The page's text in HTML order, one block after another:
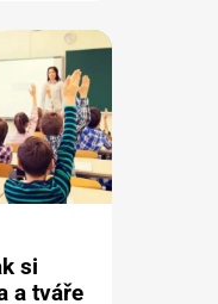
si
a tváře